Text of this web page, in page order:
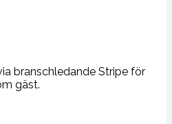
branschledande Stripe för
gäst.